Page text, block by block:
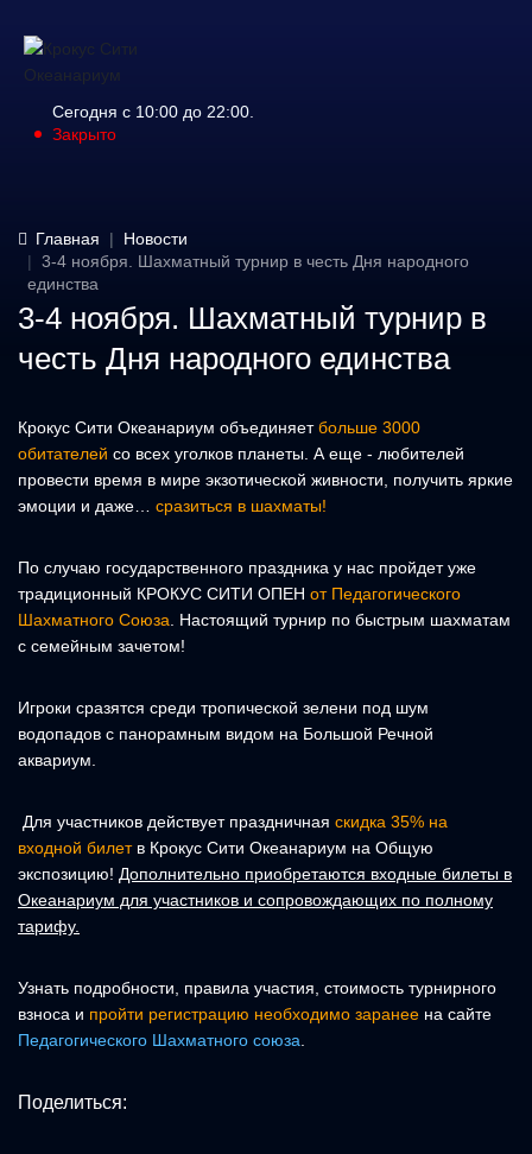
Сегодня с 10:00 до 22:00.
Закрыто
Главная
Новости
3-4 ноября. Шахматный турнир в честь Дня народного
единства
3-4 ноября. Шахматный турнир в
честь Дня народного единства
Крокус Сити Океанариум объединяетбольше 3000
обитателей со всех уголков планеты. А еще - любителей
провести время в мире экзотической живности, получить яркие
эмоции и даже… сразиться в шахматы!
По случаю государственного праздника у нас пройдет уже
традиционный КРОКУС СИТИ ОПЕН от Педагогического
Шахматного Союза . Настоящий турнир по быстрым шахматам
с семейным зачетом!
Игроки сразятся среди тропической зелени под шум
водопадов с панорамным видом на Большой Речной
аквариум.
Для участников действует праздничная скидка 35% на
входной билетв Крокус Сити Океанариум на Общую
экспозицию! Дополнительно приобретаются входные билеты в
Океанариум для участников и сопровождающих по полному
тарифу.
Узнать подробности, правила участия, стоимость турнирного
взноса и пройти регистрацию необходимо заранее на сайте
Педагогического Шахматного союза
Поделиться: